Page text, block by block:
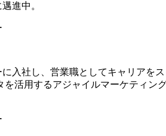
進中。
入社し、営業職としてキャリアを
を活用するアジャイルマーケティ